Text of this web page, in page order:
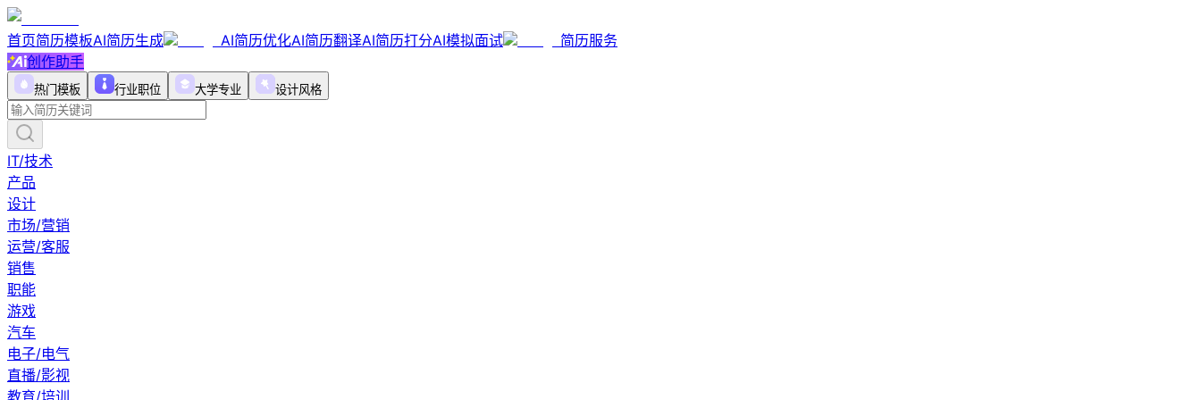
首页简历模板AI简历生成 AI简历优化AI简历翻译AI简历打分AI模拟面试
简历服务
创作助手
热门模板 行业职位 大学专业 设计风格
IT/技术
产品
设计
市场/营销
运营/客服
销售
职能
游戏
汽车
电子/电气
直播/影视
教育/培训